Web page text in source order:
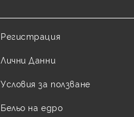
Регистрация
Лични Данни
Условия за ползване
Бельо на едро